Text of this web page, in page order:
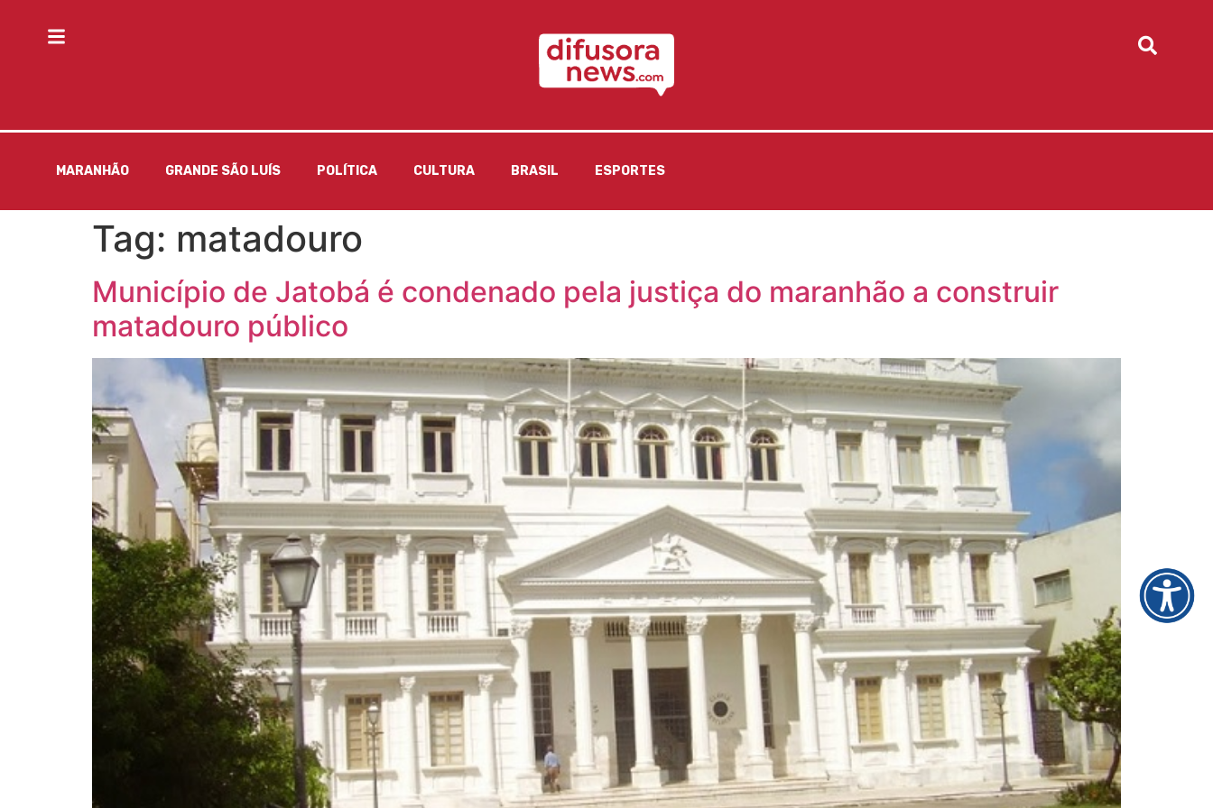
MARANHÃO GRANDE SÃO LUÍS POLÍTICA CULTURA BRASIL ESPORTES
Tag: matadouro
Município de Jatobá é condenado pela justiça do maranhão a construir
matadouro público